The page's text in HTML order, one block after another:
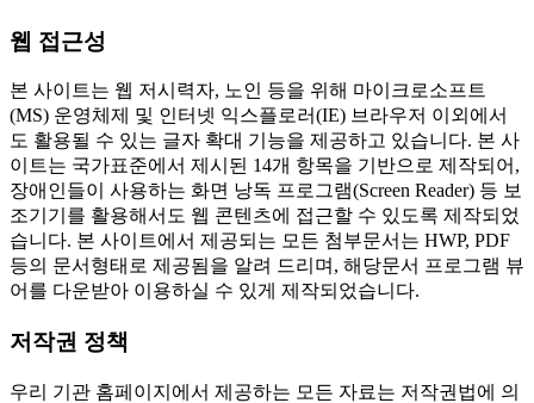
웹 접근성
본 사이트는 웹 저시력자, 노인 등을 위해 마이크로소프트
(MS) 운영체제 및 인터넷 익스플로러(IE) 브라우저 이외에서
도 활용될 수 있는 글자 확대 기능을 제공하고 있습니다. 본 사
이트는 국가표준에서 제시된 14개 항목을 기반으로 제작되어,
장애인들이 사용하는 화면 낭독 프로그램(Screen Reader) 등 보
조기기를 활용해서도 웹 콘텐츠에 접근할 수 있도록 제작되었
습니다. 본 사이트에서 제공되는 모든 첨부문서는 HWP, PDF
등의 문서형태로 제공됨을 알려 드리며, 해당문서 프로그램 뷰
어를 다운받아 이용하실 수 있게 제작되었습니다.
저작권 정책
우리 기관 홈페이지에서 제공하는 모든 자료는 저작권법에 의